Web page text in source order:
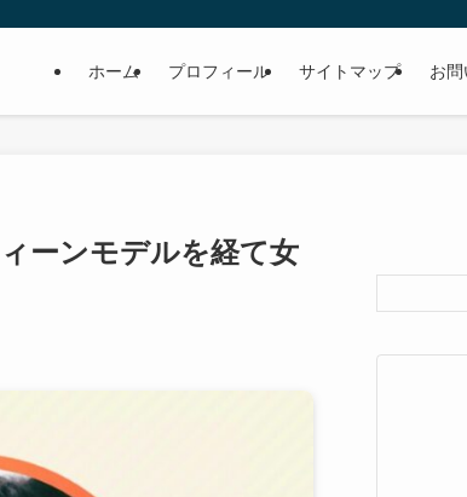
ホーム プロフィール サイトマップ お
ーンモデルを経て女